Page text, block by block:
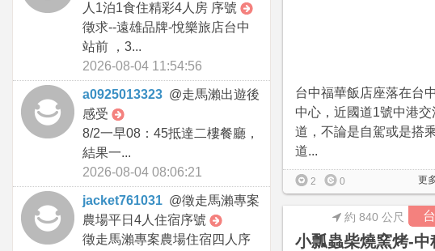
人1泊1食住精彩4人房 序號
徵求--遠雄品牌-悅樂旅店台中
站前 ，3...
2026-08-04 11:54:56
a0925013323 @走馬瀨出遊後
感受
8/2一早08：45抵達二樓餐廳，
結果一...
2026-08-04 08:06:21
jacket761031 @徵走馬瀨專案
農場平日4人住宿序號
徵走馬瀨專案農場住宿四人序
台中福華飯店座落在台
中心，近國道1號中港交
道，不論是自駕或是搭
道...
更
2 0
小瓢蟲柴燒窯烤-中
約 840 公尺